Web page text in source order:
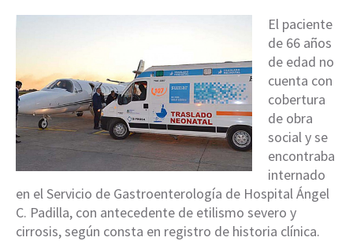
El paciente
de 66 años
de edad no
cuenta con
cobertura
de obra
social y se
encontraba
internado
en el Servicio de Gastroenterología de Hospital Ángel
C. Padilla, con antecedente de etilismo severo y
cirrosis, según consta en registro de historia clínica.